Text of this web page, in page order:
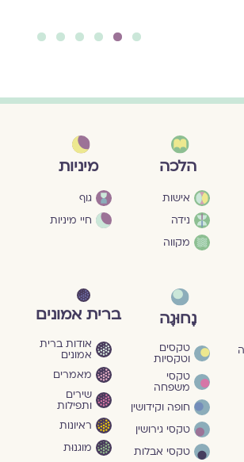
הלכה
אישות
נידה
מקווה
מיניות
גוף
חיי מיניות
נָחוּגָה
טקסים
וטקסיות
טקסי
משפחה
חופה וקידושין
טקסי גירושין
טקסי אבלות
ברית אמונים
אודות ברית
אמונים
מאמרים
שירים
ותפילות
ראיונות
מוגנוּת